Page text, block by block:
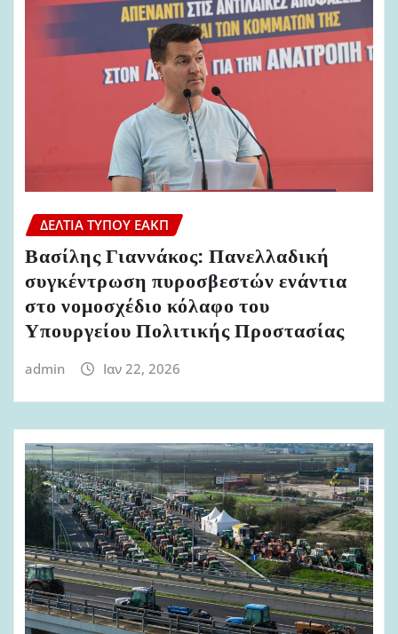
ΔΕΛΤΊΑ ΤΎΠΟΥ ΕΑΚΠ
Βασίλης Γιαννάκος: Πανελλαδική
συγκέντρωση πυροσβεστών ενάντια
στο νομοσχέδιο κόλαφο του
Υπουργείου Πολιτικής Προστασίας
admin Ιαν 22, 2026